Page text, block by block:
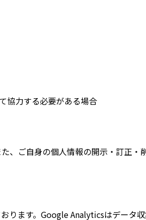
協力する必要がある場合
、ご自身の個人情報の開示・訂正
ます。Google Analyticsはデータ